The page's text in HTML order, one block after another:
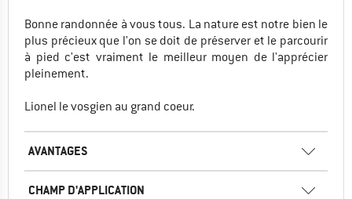
Bonne randonnée à vous tous. La nature est notre bien le
plus précieux que l'on se doit de préserver et le parcourir
à pied c'est vraiment le meilleur moyen de l'apprécier
pleinement.
Lionel le vosgien au grand coeur.
AVANTAGES
CHAMP D'APPLICATION